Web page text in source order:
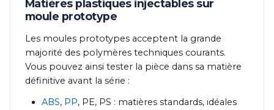
Matières plastiques injectables sur
moule prototype
Les moules prototypes acceptent la grande
majorité des polymères techniques courants.
Vous pouvez ainsi tester la pièce dans sa matière
définitive avant la série :
ABS, PP, PE, PS : matières standards, idéales